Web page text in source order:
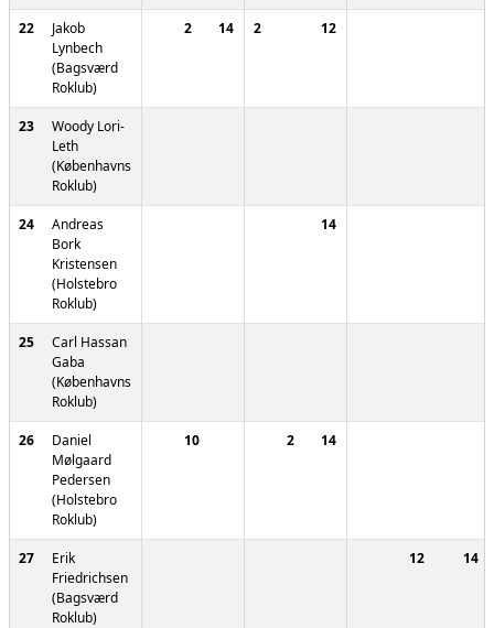
22
Jakob
Lynbech
(Bagsværd
Roklub)
2 14 2 12
23
Woody Lori-
Leth
(Københavns
Roklub)
24
Andreas
Bork
Kristensen
(Holstebro
Roklub)
14
25
Carl Hassan
Gaba
(Københavns
Roklub)
26
Daniel
Mølgaard
Pedersen
(Holstebro
Roklub)
10 2 14
27
Erik
Friedrichsen
(Bagsværd
Roklub)
12 14